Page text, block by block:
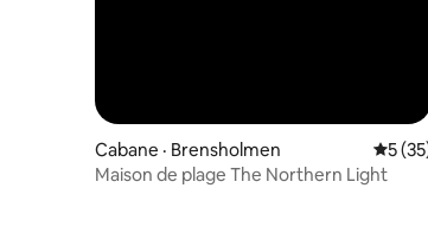
Cabane · Brensholmen Note
5
Maison de plage The Northern Light